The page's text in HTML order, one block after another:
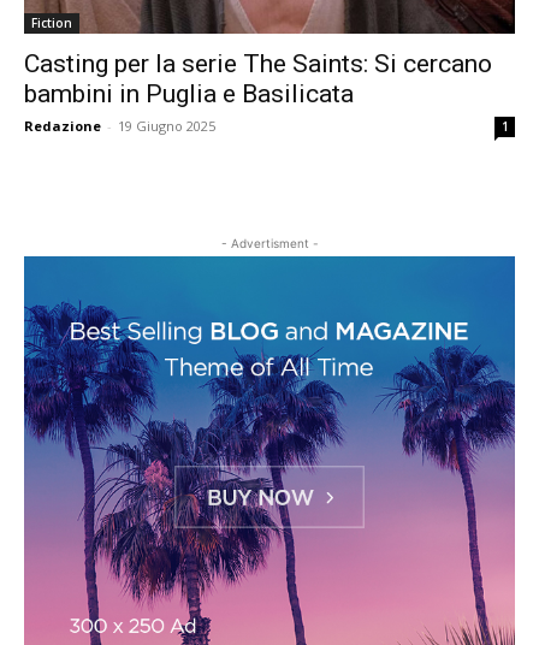
Fiction
Casting per la serie The Saints: Si cercano
bambini in Puglia e Basilicata
Redazione - 19 Giugno 2025 1
- Advertisment -